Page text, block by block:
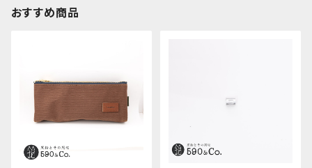
おすすめ商品